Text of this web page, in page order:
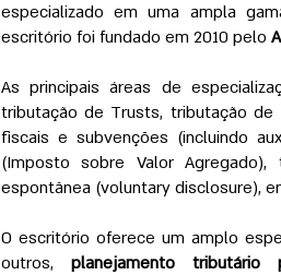
especializado em uma ampla
escritório foi fundado em 2010 pelo
As principais áreas de
tributação de Trusts, tributação de
fiscais e subvenções (incluindo
(Imposto sobre Valor Agregado),
espontânea (voluntary disclosure),
O escritório oferece um amplo
outros, planejamento tributário